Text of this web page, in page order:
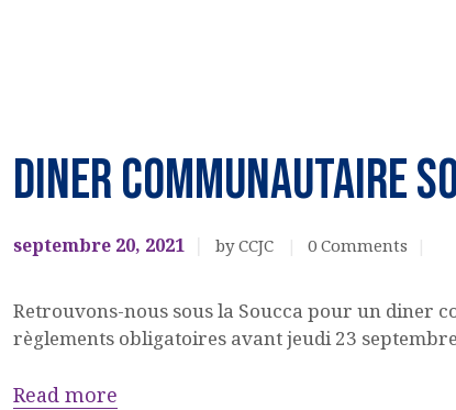
FETES
JUIVES
DINER COMMUNAUTAIRE
septembre 20, 2021 by CCJC 0 Comments
Retrouvons-nous sous la Soucca pour un diner
règlements obligatoires avant jeudi 23
Read more